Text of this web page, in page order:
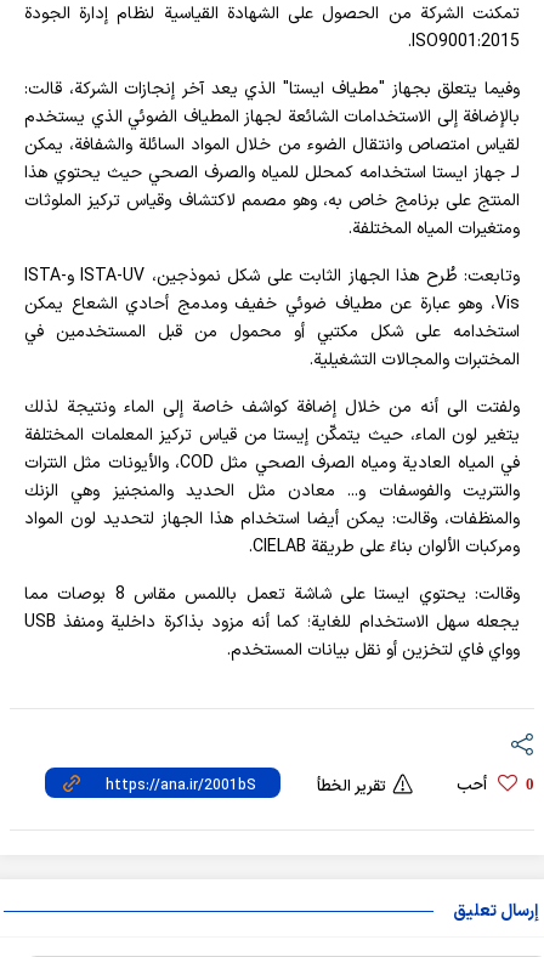
تمكنت الشركة من الحصول على الشهادة القياسية لنظام إدارة الجودة
ISO9001:2015.
وفيما يتعلق بجهاز "مطياف ایستا" الذي يعد آخر إنجازات الشركة، قالت:
بالإضافة إلى الاستخدامات الشائعة لجهاز المطياف الضوئي الذي يستخدم
لقياس امتصاص وانتقال الضوء من خلال المواد السائلة والشفافة، يمكن
لـ جهاز ايستا استخدامه كمحلل للمياه والصرف الصحي حيث يحتوي هذا
المنتج على برنامج خاص به، وهو مصمم لاكتشاف وقياس تركيز الملوثات
ومتغيرات المياه المختلفة.
وتابعت: طُرح هذا الجهاز الثابت على شكل نموذجين، ISTA-UV وISTA-
Vis، وهو عبارة عن مطياف ضوئي خفيف ومدمج أحادي الشعاع يمكن
استخدامه على شكل مكتبي أو محمول من قبل المستخدمين في
المختبرات والمجالات التشغيلية.
ولفتت الى أنه من خلال إضافة كواشف خاصة إلى الماء ونتيجة لذلك
يتغير لون الماء، حيث يتمكّن إيستا من قياس تركيز المعلمات المختلفة
في المياه العادية ومياه الصرف الصحي مثل COD، والأيونات مثل النترات
والنتريت والفوسفات و... معادن مثل الحديد والمنجنيز وهي الزنك
والمنظفات، وقالت: يمكن أيضا استخدام هذا الجهاز لتحديد لون المواد
ومركبات الألوان بناءً على طريقة CIELAB.
وقالت: يحتوي ايستا على شاشة تعمل باللمس مقاس 8 بوصات مما
يجعله سهل الاستخدام للغاية؛ كما أنه مزود بذاكرة داخلية ومنفذ USB
وواي فاي لتخزين أو نقل بيانات المستخدم.
0 أحب تقرير الخطأ
إرسال تعليق